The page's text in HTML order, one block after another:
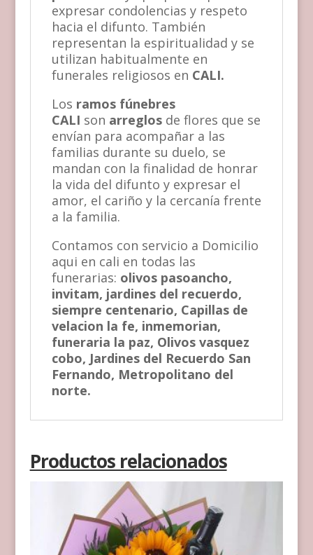
expresar condolencias y respeto
hacia el difunto. También
representan la espiritualidad y se
utilizan habitualmente en
funerales religiosos en CALI.
Los ramos fúnebres
CALI son arreglosde flores que se
envían para acompañar a las
familias durante su duelo, se
mandan con la finalidad de honrar
la vida del difunto y expresar el
amor, el cariño y la cercanía frente
a la familia.
Contamos con servicio a Domicilio
aqui en cali en todas las
funerarias: olivos pasoancho,
invitam, jardines del recuerdo,
siempre centenario, Capillas de
velacion la fe, inmemorian,
funeraria la paz, Olivos vasquez
cobo, Jardines del Recuerdo San
Fernando, Metropolitano del
norte.
Productos relacionados